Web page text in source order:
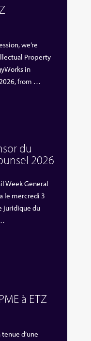
we’re
Property
in
from …
du
2026
Week General
le mercredi 3
juridique du
à ETZ
d’une